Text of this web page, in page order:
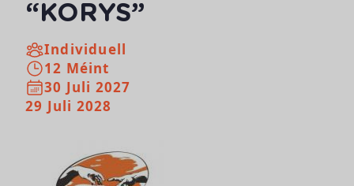
“KORYS”
Individuell
12 Méint
30 Juli 2027
29 Juli 2028